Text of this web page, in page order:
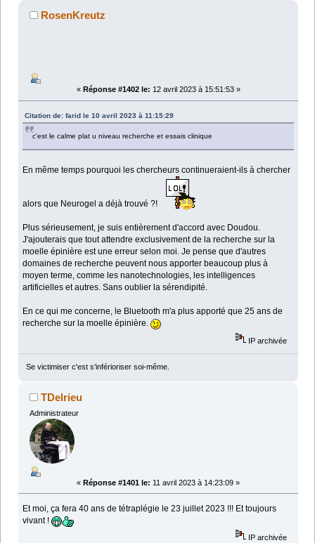
RosenKreutz
« Réponse #1402 le: 12 avril 2023 à 15:51:53 »
Citation de: farid le 10 avril 2023 à 11:15:29
c'est le calme plat u niveau recherche et essais clinique
En même temps pourquoi les chercheurs continueraient-ils à chercher
alors que Neurogel a déjà trouvé ?!
Plus sérieusement, je suis entièrement d'accord avec Doudou.
J'ajouterais que tout attendre exclusivement de la recherche sur la
moelle épinière est une erreur selon moi. Je pense que d'autres
domaines de recherche peuvent nous apporter beaucoup plus à
moyen terme, comme les nanotechnologies, les intelligences
artificielles et autres. Sans oublier la sérendipité.
En ce qui me concerne, le Bluetooth m'a plus apporté que 25 ans de
recherche sur la moelle épinière.
IP archivée
Se victimiser c'est s'inférioriser soi-même.
TDelrieu
Administrateur
« Réponse #1401 le: 11 avril 2023 à 14:23:09 »
Et moi, ça fera 40 ans de tétraplégie le 23 juillet 2023 !!! Et toujours
vivant !
IP archivée